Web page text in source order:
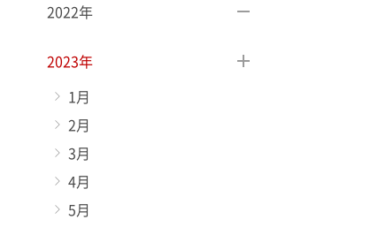
2022年
2023年
1月
2月
3月
4月
5月